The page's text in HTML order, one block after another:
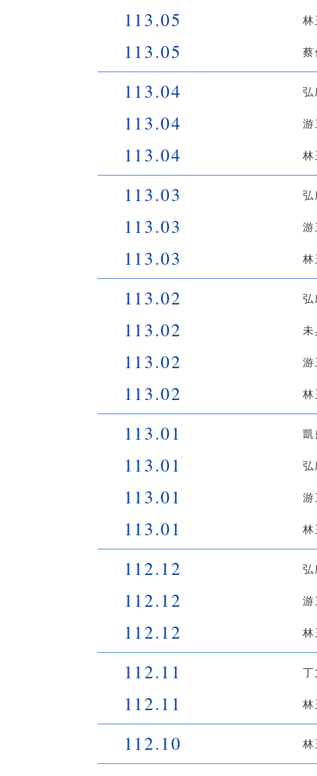
113.05
113.05
113.04
113.04
113.04
113.03
113.03
113.03
113.02
113.02
113.02
113.02
113.01
113.01
113.01
113.01
112.12
112.12
112.12
112.11
112.11
112.10